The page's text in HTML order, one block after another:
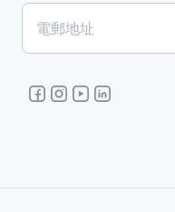
電郵地址